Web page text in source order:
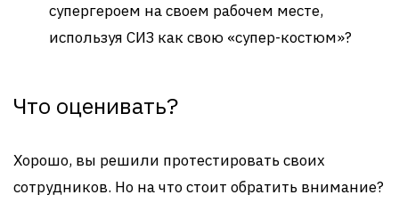
супергероем на своем рабочем месте,
используя СИЗ как свою «супер-костюм»?
Что оценивать?
Хорошо, вы решили протестировать своих
сотрудников. Но на что стоит обратить внимание?